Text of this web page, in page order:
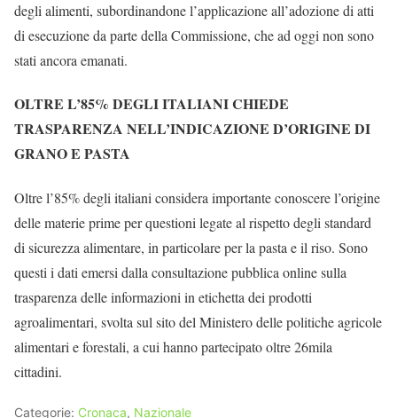
degli alimenti, subordinandone l’applicazione all’adozione di atti
di esecuzione da parte della Commissione, che ad oggi non sono
stati ancora emanati.
OLTRE L’85% DEGLI ITALIANI CHIEDE
TRASPARENZA NELL’INDICAZIONE D’ORIGINE DI
GRANO E PASTA
Oltre l’85% degli italiani considera importante conoscere l’origine
delle materie prime per questioni legate al rispetto degli standard
di sicurezza alimentare, in particolare per la pasta e il riso. Sono
questi i dati emersi dalla consultazione pubblica online sulla
trasparenza delle informazioni in etichetta dei prodotti
agroalimentari, svolta sul sito del Ministero delle politiche agricole
alimentari e forestali, a cui hanno partecipato oltre 26mila
cittadini.
Categorie: Cronaca, Nazionale